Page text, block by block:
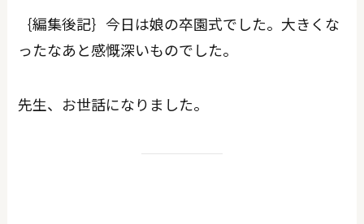
｛編集後記｝今日は娘の卒園式でした。大きくな
ったなあと感慨深いものでした。
先生、お世話になりました。